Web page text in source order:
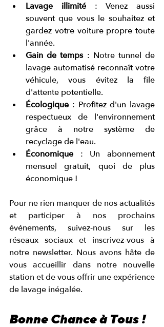
Lavage illimité : Venez aussi
souvent que vous le souhaitez et
gardez votre voiture propre toute
l'année.
Gain de temps : Notre tunnel de
lavage automatisé reconnaît votre
véhicule, vous évitez la file
d'attente potentielle.
Écologique : Profitez d'un lavage
respectueux de l'environnement
grâce à notre système de
recyclage de l'eau.
Économique : Un abonnement
mensuel gratuit, quoi de plus
économique !
Pour ne rien manquer de nos actualités
et participer à nos prochains
événements, suivez-nous sur les
réseaux sociaux et inscrivez-vous à
notre newsletter. Nous avons hâte de
vous accueillir dans notre nouvelle
station et de vous offrir une expérience
de lavage inégalée.
Bonne Chance à Tous !